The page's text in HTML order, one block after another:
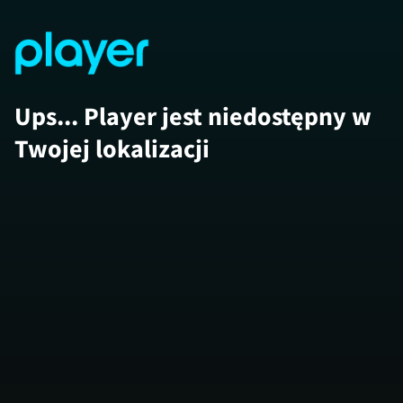
Ups... Player jest niedostępny w
Twojej lokalizacji